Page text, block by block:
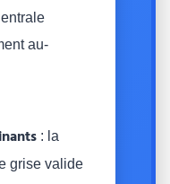
au-
: la
grise valide